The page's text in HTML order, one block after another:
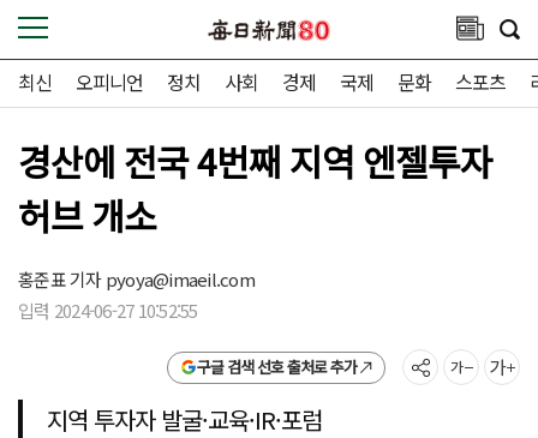
최신 오피니언 정치 사회 경제 국제 문화 스포츠
경산에 전국 4번째 지역 엔젤투자
허브 개소
홍준표 기자pyoya@imaeil.com
입력 2024-06-27 10:52:55
구글 검색 선호 출처로 추가
지역 투자자 발굴·교육·IR·포럼